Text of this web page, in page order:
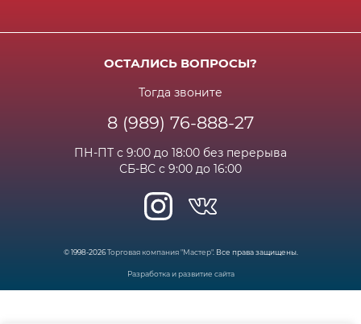
Доставка
Возрат и гарантия
Часто задаваемые вопросы
ОСТАЛИСЬ ВОПРОСЫ?
Тогда звоните
8 (989) 76-888-27
ПН-ПТ с 9:00 до 18:00 без перерыва
СБ-ВС с 9:00 до 16:00
© 1998-2026Торговая компания "Мастер". Все права защищены.
Разработка и развитие сайта